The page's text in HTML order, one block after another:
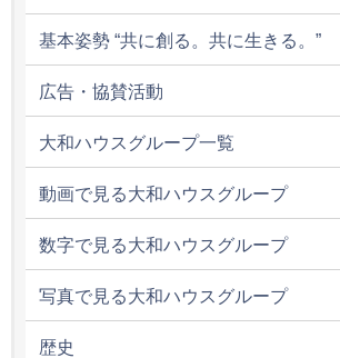
基本姿勢 “共に創る。共に生きる。”
広告・協賛活動
大和ハウスグループ一覧
動画で見る大和ハウスグループ
数字で見る大和ハウスグループ
写真で見る大和ハウスグループ
歴史